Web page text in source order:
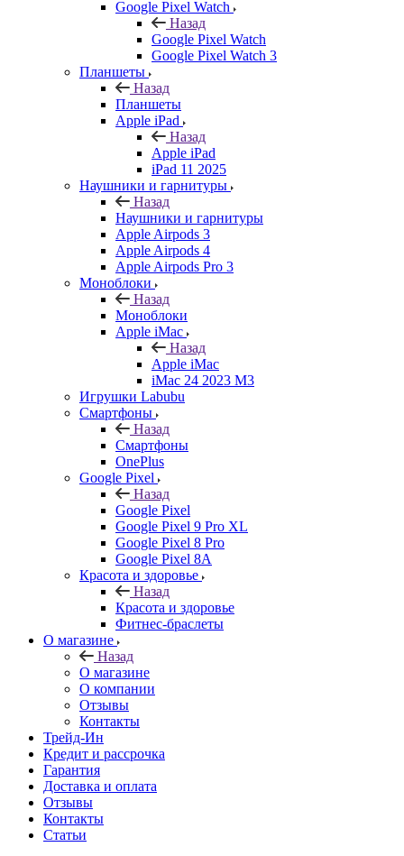
Google Pixel Watch
Назад
Google Pixel Watch
Google Pixel Watch 3
Планшеты
Назад
Планшеты
Apple iPad
Назад
Apple iPad
iPad 11 2025
Наушники и гарнитуры
Назад
Наушники и гарнитуры
Apple Airpods 3
Apple Airpods 4
Apple Airpods Pro 3
Моноблоки
Назад
Моноблоки
Apple iMac
Назад
Apple iMac
iMac 24 2023 M3
Игрушки Labubu
Смартфоны
Назад
Смартфоны
OnePlus
Google Pixel
Назад
Google Pixel
Google Pixel 9 Pro XL
Google Pixel 8 Pro
Google Pixel 8A
Красота и здоровье
Назад
Красота и здоровье
Фитнес-браслеты
О магазине
Назад
О магазине
О компании
Отзывы
Контакты
Трейд-Ин
Кредит и рассрочка
Гарантия
Доставка и оплата
Отзывы
Контакты
Статьи